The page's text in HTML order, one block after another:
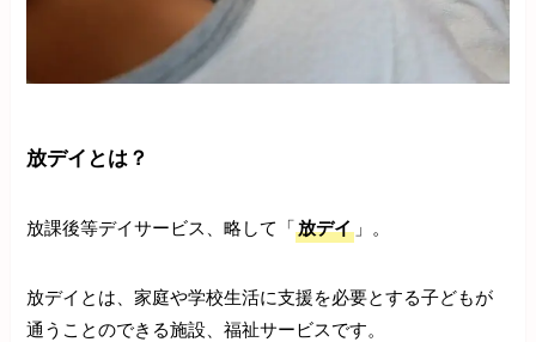
放デイとは？
放課後等デイサービス、略して「放デイ 」。
放デイとは、家庭や学校生活に支援を必要とする子どもが
通うことのできる施設、福祉サービスです。